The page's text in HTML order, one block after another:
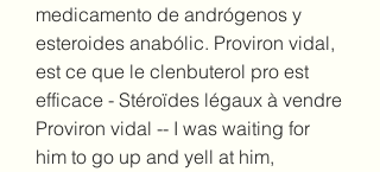
medicamento de andrógenos y
esteroides anabólic. Proviron vidal,
est ce que le clenbuterol pro est
efficace - Stéroïdes légaux à vendre
Proviron vidal -- I was waiting for
him to go up and yell at him,